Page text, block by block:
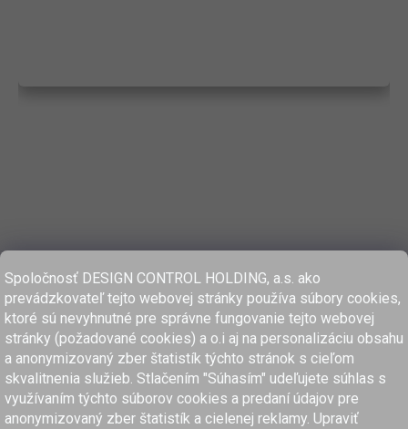
Spoločnosť DESIGN CONTROL HOLDING, a.s. ako
prevádzkovateľ tejto webovej stránky používa súbory cookies,
ktoré sú nevyhnutné pre správne fungovanie tejto webovej
stránky (požadované cookies) a o.i aj na personalizáciu obsahu
a anonymizovaný zber štatistík týchto stránok s cieľom
skvalitnenia služieb. Stlačením "Súhasím" udeľujete súhlas s
využívaním týchto súborov cookies a predaní údajov pre
anonymizovaný zber štatistík a cielenej reklamy. Upraviť